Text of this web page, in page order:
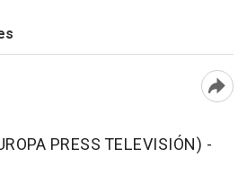
PRESS TELEVISIÓN) -